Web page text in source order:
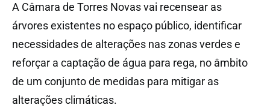
A Câmara de Torres Novas vai recensear as
árvores existentes no espaço público, identificar
necessidades de alterações nas zonas verdes e
reforçar a captação de água para rega, no âmbito
de um conjunto de medidas para mitigar as
alterações climáticas.